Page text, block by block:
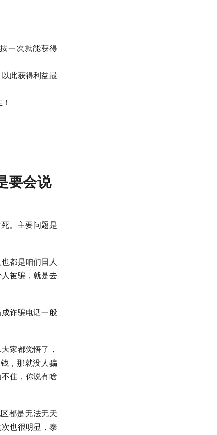
一次就能获得
此获得利益最
要会说
。主要问题是
都是咱们国人
被骗，就是去
诈骗电话一般
家都觉悟了，
，那就没人骗
住，你说有啥
都是无法无天
也很明显，泰